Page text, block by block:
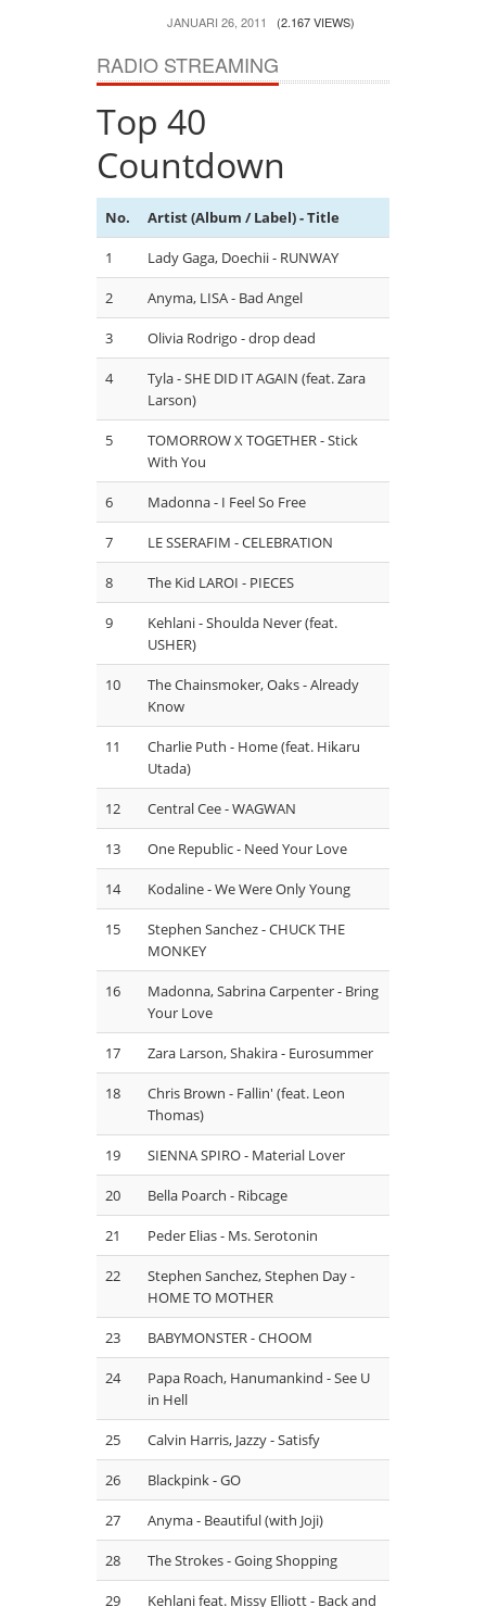
JANUARI 26, 2011 (2.167 VIEWS)
RADIO STREAMING
Top 40
Countdown
No. Artist (Album / Label) - Title
1 Lady Gaga, Doechii - RUNWAY
2 Anyma, LISA - Bad Angel
3 Olivia Rodrigo - drop dead
4
Tyla - SHE DID IT AGAIN (feat. Zara
Larson)
5
TOMORROW X TOGETHER - Stick
With You
6 Madonna - I Feel So Free
7 LE SSERAFIM - CELEBRATION
8 The Kid LAROI - PIECES
9
Kehlani - Shoulda Never (feat.
USHER)
10
The Chainsmoker, Oaks - Already
Know
11
Charlie Puth - Home (feat. Hikaru
Utada)
12 Central Cee - WAGWAN
13 One Republic - Need Your Love
14 Kodaline - We Were Only Young
15
Stephen Sanchez - CHUCK THE
MONKEY
16
Madonna, Sabrina Carpenter - Bring
Your Love
17 Zara Larson, Shakira - Eurosummer
18
Chris Brown - Fallin' (feat. Leon
Thomas)
19 SIENNA SPIRO - Material Lover
20 Bella Poarch - Ribcage
21 Peder Elias - Ms. Serotonin
22
Stephen Sanchez, Stephen Day -
HOME TO MOTHER
23 BABYMONSTER - CHOOM
24
Papa Roach, Hanumankind - See U
in Hell
25 ⁠Calvin Harris, Jazzy - Satisfy
26 Blackpink - GO
27 Anyma - Beautiful (with Joji)
28 The Strokes - Going Shopping
29 Kehlani feat. Missy Elliott - Back and